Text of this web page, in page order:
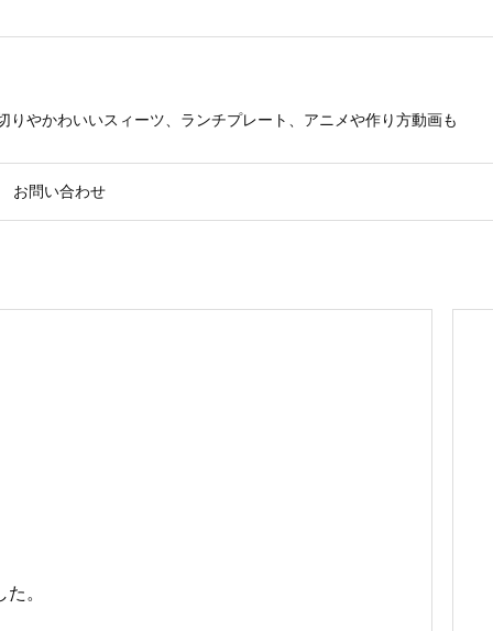
やかわいいスィーツ、ランチプレート、アニメや作り方動画も
お問い合わせ
。